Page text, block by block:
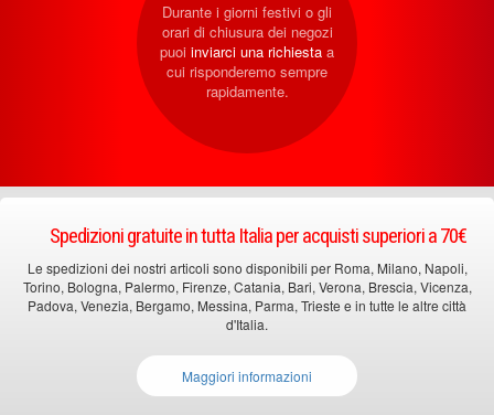
Durante i giorni festivi o gli
orari di chiusura dei negozi
puoi inviarci una richiesta a
cui risponderemo sempre
rapidamente.
Spedizioni gratuite in tutta Italia per acquisti superiori a 70€
Le spedizioni dei nostri articoli sono disponibili per Roma, Milano, Napoli,
Torino, Bologna, Palermo, Firenze, Catania, Bari, Verona, Brescia, Vicenza,
Padova, Venezia, Bergamo, Messina, Parma, Trieste e in tutte le altre città
d'Italia.
Maggiori informazioni